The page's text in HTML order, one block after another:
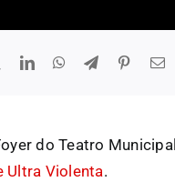
do Teatro Municipal
Ultra Violenta.